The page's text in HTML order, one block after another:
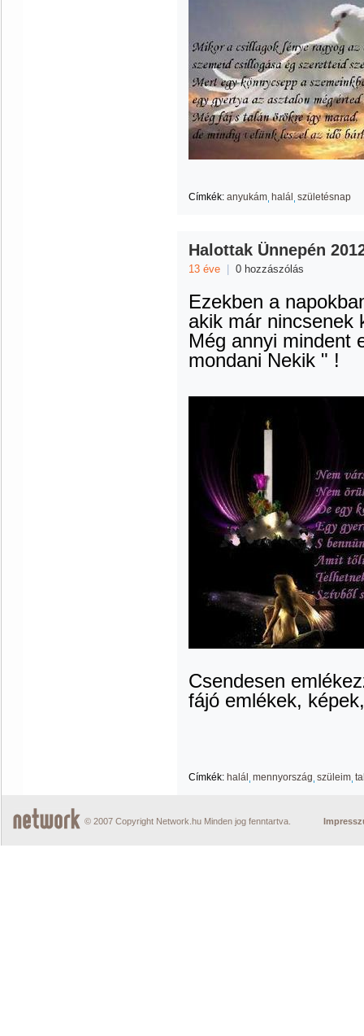
Címkék: anyukám halál születésnap
Halottak Ünnepén
13 éve 0 hozzászólás
Ezekben a
akik már nincsenek
Még annyi mindent
mondani Nekik " !
Csendesen
fájó emlékek, képek,
Címkék: halál mennyország szüleim
© 2007 Copyright Network.hu Minden jog fenntartva.